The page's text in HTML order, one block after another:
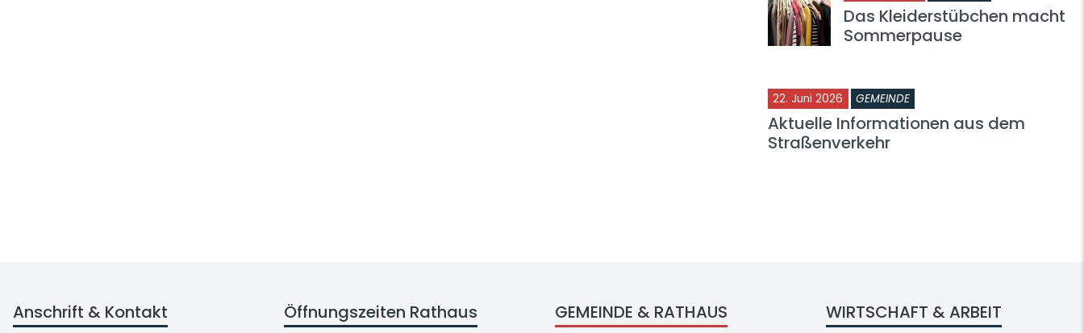
Das Kleiderstübchen macht
Sommerpause
22. Juni 2026 GEMEINDE
Aktuelle Informationen aus dem
Straßenverkehr
Anschrift & Kontakt Öffnungszeiten Rathaus GEMEINDE & RATHAUS WIRTSCHAFT & ARBEIT